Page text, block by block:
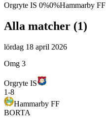
Orgryte IS 0%0%Hammarby FF
Alla matcher (1)
lördag 18 april 2026
Omg 3
Orgryte IS
1-8
Hammarby FF
BORTA